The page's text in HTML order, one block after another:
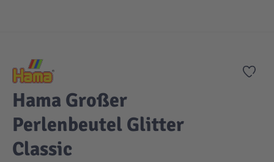
Zur
Hama Großer
Perlenbeutel Glitter
Classic